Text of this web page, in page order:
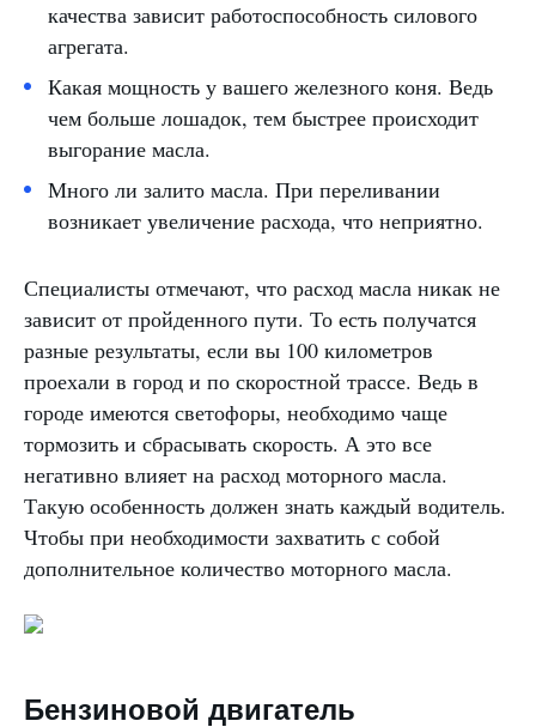
качества зависит работоспособность силового
агрегата.
Какая мощность у вашего железного коня. Ведь
чем больше лошадок, тем быстрее происходит
выгорание масла.
Много ли залито масла. При переливании
возникает увеличение расхода, что неприятно.
Специалисты отмечают, что расход масла никак не
зависит от пройденного пути. То есть получатся
разные результаты, если вы 100 километров
проехали в город и по скоростной трассе. Ведь в
городе имеются светофоры, необходимо чаще
тормозить и сбрасывать скорость. А это все
негативно влияет на расход моторного масла.
Такую особенность должен знать каждый водитель.
Чтобы при необходимости захватить с собой
дополнительное количество моторного масла.
Бензиновой двигатель